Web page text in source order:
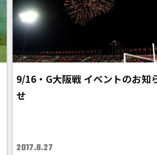
9/16・G大阪戦 イベントのお知
せ
2017.8.27